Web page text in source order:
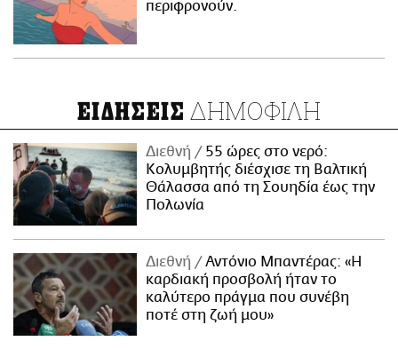
περιφρονούν.
ΕΙΔΗΣΕΙΣ ΔΗΜΟΦΙΛΗ
Διεθνή
55 ώρες στο νερό:
Κολυμβητής διέσχισε τη Βαλτική
Θάλασσα από τη Σουηδία έως την
Πολωνία
Διεθνή
Αντόνιο Μπαντέρας: «Η
καρδιακή προσβολή ήταν το
καλύτερο πράγμα που συνέβη
ποτέ στη ζωή μου»